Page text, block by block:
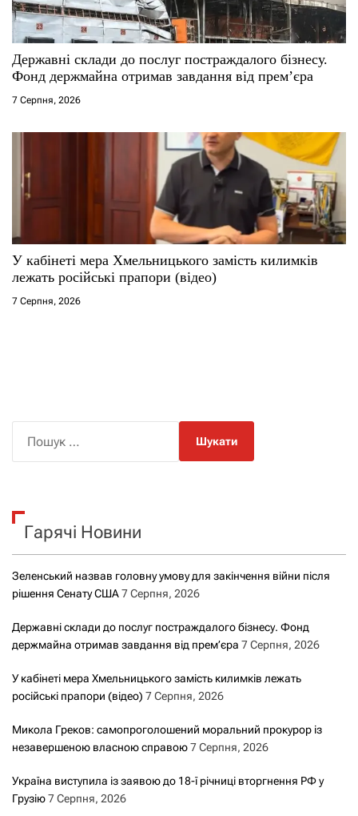
Державні склади до послуг постраждалого бізнесу.
Фонд держмайна отримав завдання від прем’єра
7 Серпня, 2026
У кабінеті мера Хмельницького замість килимків
лежать російські прапори (відео)
7 Серпня, 2026
к
Гарячі Новини
Зеленський назвав головну умову для закінчення війни після
рішення Сенату США7 Серпня, 2026
Державні склади до послуг постраждалого бізнесу. Фонд
держмайна отримав завдання від прем’єра 7 Серпня, 2026
У кабінеті мера Хмельницького замість килимків лежать
російські прапори (відео) 7 Серпня, 2026
Микола Греков: самопроголошений моральний прокурор із
незавершеною власною справою7 Серпня, 2026
Україна виступила із заявою до 18-ї річниці вторгнення РФ у
Грузію7 Серпня, 2026